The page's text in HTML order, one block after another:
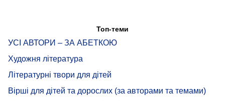
Топ-теми
УСІ АВТОРИ – ЗА АБЕТКОЮ
Художня література
Літературні твори для дітей
Вірші для дітей та дорослих (за авторами та темами)